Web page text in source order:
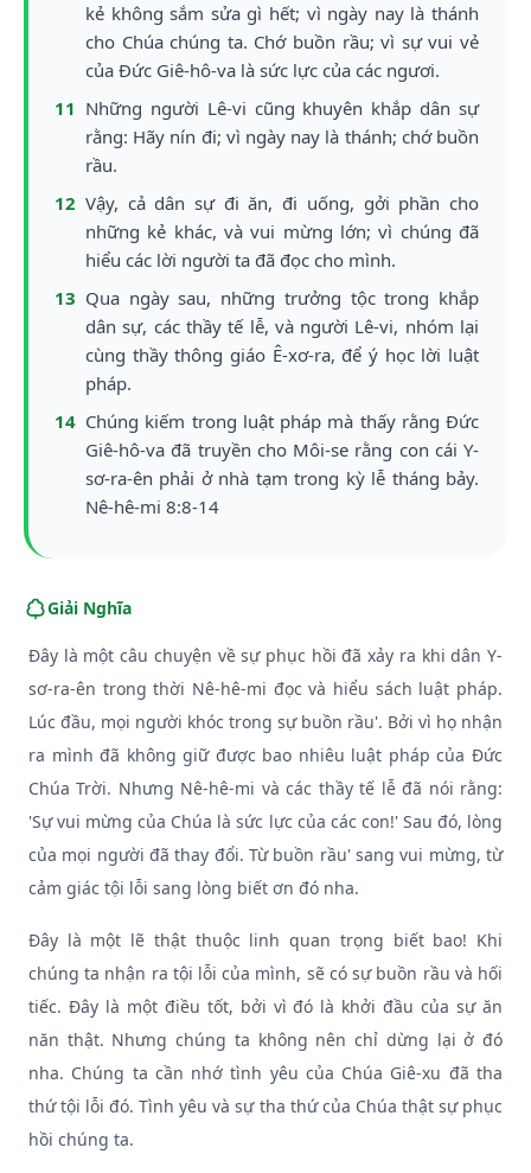
kẻ không sắm sửa gì hết; vì ngày nay là thánh
cho Chúa chúng ta. Chớ buồn rầu; vì sự vui vẻ
của Đức Giê-hô-va là sức lực của các ngươi.
11 Những người Lê-vi cũng khuyên khắp dân sự
rằng: Hãy nín đi; vì ngày nay là thánh; chớ buồn
rầu.
12 Vậy, cả dân sự đi ăn, đi uống, gởi phần cho
những kẻ khác, và vui mừng lớn; vì chúng đã
hiểu các lời người ta đã đọc cho mình.
13 Qua ngày sau, những trưởng tộc trong khắp
dân sự, các thầy tế lễ, và người Lê-vi, nhóm lại
cùng thầy thông giáo Ê-xơ-ra, để ý học lời luật
pháp.
14 Chúng kiếm trong luật pháp mà thấy rằng Đức
Giê-hô-va đã truyền cho Môi-se rằng con cái Y-
sơ-ra-ên phải ở nhà tạm trong kỳ lễ tháng bảy.
Nê-hê-mi 8:8-14
Giải Nghĩa
Đây là một câu chuyện về sự phục hồi đã xảy ra khi dân Y-
sơ-ra-ên trong thời Nê-hê-mi đọc và hiểu sách luật pháp.
Lúc đầu, mọi người khóc trong sự buồn rầu'. Bởi vì họ nhận
ra mình đã không giữ được bao nhiêu luật pháp của Đức
Chúa Trời. Nhưng Nê-hê-mi và các thầy tế lễ đã nói rằng:
'Sự vui mừng của Chúa là sức lực của các con!' Sau đó, lòng
của mọi người đã thay đổi. Từ buồn rầu' sang vui mừng, từ
cảm giác tội lỗi sang lòng biết ơn đó nha.
Đây là một lẽ thật thuộc linh quan trọng biết bao! Khi
chúng ta nhận ra tội lỗi của mình, sẽ có sự buồn rầu và hối
tiếc. Đây là một điều tốt, bởi vì đó là khởi đầu của sự ăn
năn thật. Nhưng chúng ta không nên chỉ dừng lại ở đó
nha. Chúng ta cần nhớ tình yêu của Chúa Giê-xu đã tha
thứ tội lỗi đó. Tình yêu và sự tha thứ của Chúa thật sự phục
hồi chúng ta.